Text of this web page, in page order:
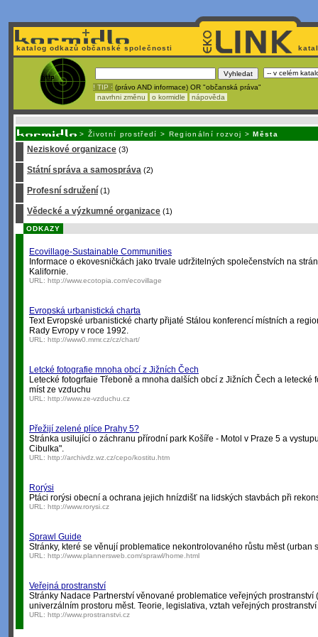
katalog odkazů občanské společnosti
! TIP : (právo AND informace) OR "občanská práva"
navrhni změnu
o kormidle nápověda
> Životní prostředí > Regionální rozvoj >Města
Neziskové organizace (3)
Státní správa a samospráva (2)
Profesní sdružení (1)
Vědecké a výzkumné organizace (1)
ODKAZY
Ecovillage-Sustainable Communities
Informace o ekovesničkách jako trvale udržitelných společenstvích na
Kalifornie.
URL: http://www.ecotopia.com/ecovillage
Evropská urbanistická charta
Text Evropské urbanistické charty přijaté Stálou konferencí místních a
Rady Evropy v roce 1992.
URL: http://www0.mmr.cz/cz/chart/
Letcké fotografie mnoha obcí z Jižních Čech
Letecké fotogrfaie Třeboně a mnoha dalších obcí z Jižních Čech a letecké
míst ze vzduchu
URL: http://www.ze-vzduchu.cz
Přežijí zelené plíce Prahy 5?
Stránka usilující o záchranu přírodní park Košíře - Motol v Praze 5 a
Cibulka".
URL: http://archivdz.wz.cz/cepo/kostitu.htm
Rorýsi
Ptáci rorýsi obecní a ochrana jejich hnízdišť na lidských stavbách při
URL: http://www.rorysi.cz
Sprawl Guide
Stránky, které se věnují problematice nekontrolovaného růstu měst (urban
URL: http://www.plannersweb.com/sprawl/home.html
Veřejná prostranství
Stránky Nadace Partnerství věnované problematice veřejných prostranství
univerzálním prostoru měst. Teorie, legislativa, vztah veřejných
URL: http://www.prostranstvi.cz